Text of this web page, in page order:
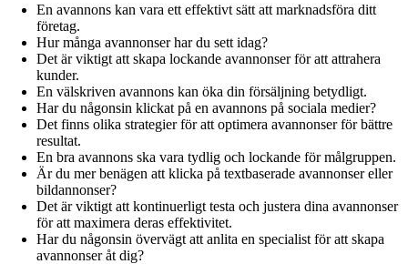
En avannons kan vara ett effektivt sätt att marknadsföra ditt
företag.
Hur många avannonser har du sett idag?
Det är viktigt att skapa lockande avannonser för att attrahera
kunder.
En välskriven avannons kan öka din försäljning betydligt.
Har du någonsin klickat på en avannons på sociala medier?
Det finns olika strategier för att optimera avannonser för bättre
resultat.
En bra avannons ska vara tydlig och lockande för målgruppen.
Är du mer benägen att klicka på textbaserade avannonser eller
bildannonser?
Det är viktigt att kontinuerligt testa och justera dina avannonser
för att maximera deras effektivitet.
Har du någonsin övervägt att anlita en specialist för att skapa
avannonser åt dig?